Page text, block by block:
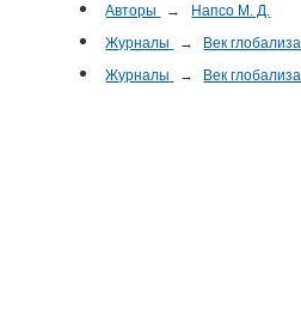
Авторы →
Напсо М. Д.
Журналы
→
Век
Журналы
→ Век